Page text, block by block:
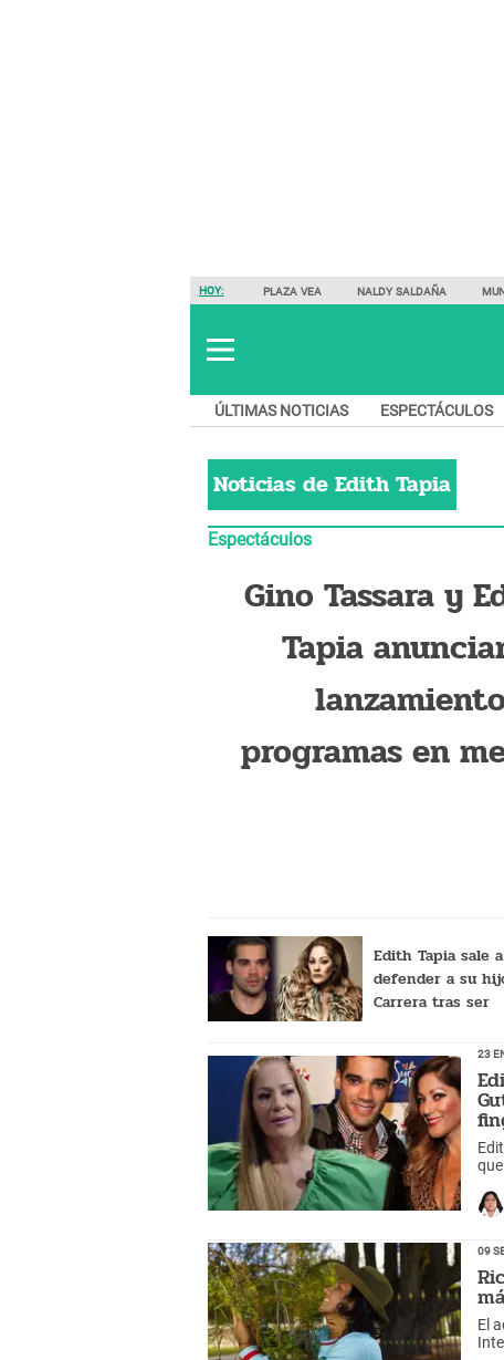
HOY: PLAZA VEA NALDY SALDAÑA
ÚLTIMAS NOTICIAS ESPECTÁCULOS
Noticias deEdith Tapia
Espectáculos
Gino Tassara y
Tapia
programas en
Edith Tapia sale a
defender a su
Carrera tras ser
23
09
El